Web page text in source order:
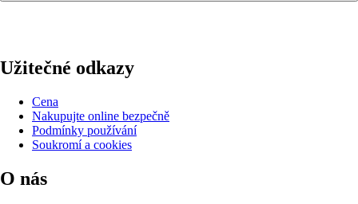
Užitečné odkazy
Cena
Nakupujte online bezpečně
Podmínky používání
Soukromí a cookies
O nás